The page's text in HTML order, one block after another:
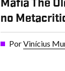
Mafia The
no
PorVinícius